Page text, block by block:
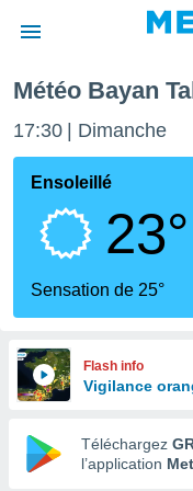
de
Météo Bayan
17:30 Dimanche
Ensoleillé
23°
Sensation de 25°
Flash info
Vigilance
Téléchargez
l’application